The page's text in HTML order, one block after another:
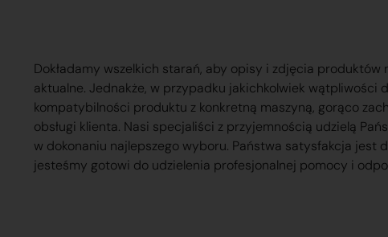
Dokładamy wszelkich starań, aby opisy i zdjęcia produktów
aktualne. Jednakże, w przypadku jakichkolwiek
kompatybilności produktu z konkretną maszyną, gorąco
obsługi klienta. Nasi specjaliści z przyjemnością udzielą
w dokonaniu najlepszego wyboru. Państwa satysfakcja jest
jesteśmy gotowi do udzielenia profesjonalnej pomocy i